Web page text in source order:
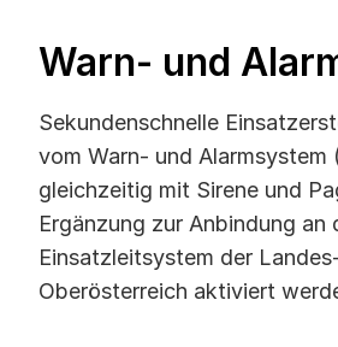
Warn- und
Sekundenschnelle
vom Warn- und Alarmsystem
gleichzeitig mit Sirene und
Ergänzung zur Anbindung an
Einsatzleitsystem der
Oberösterreich aktiviert